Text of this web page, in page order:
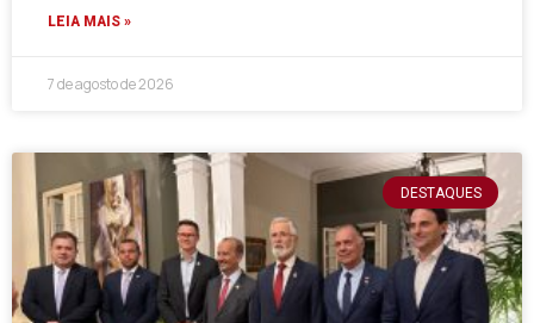
LEIA MAIS »
7 de agosto de 2026
DESTAQUES